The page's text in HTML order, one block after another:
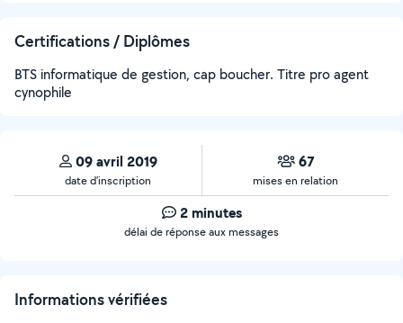
Certifications / Diplômes
BTS informatique de gestion, cap boucher. Titre pro agent
cynophile
09 avril 2019
date d’inscription
67
mises en relation
2 minutes
délai de réponse aux messages
Informations vérifiées